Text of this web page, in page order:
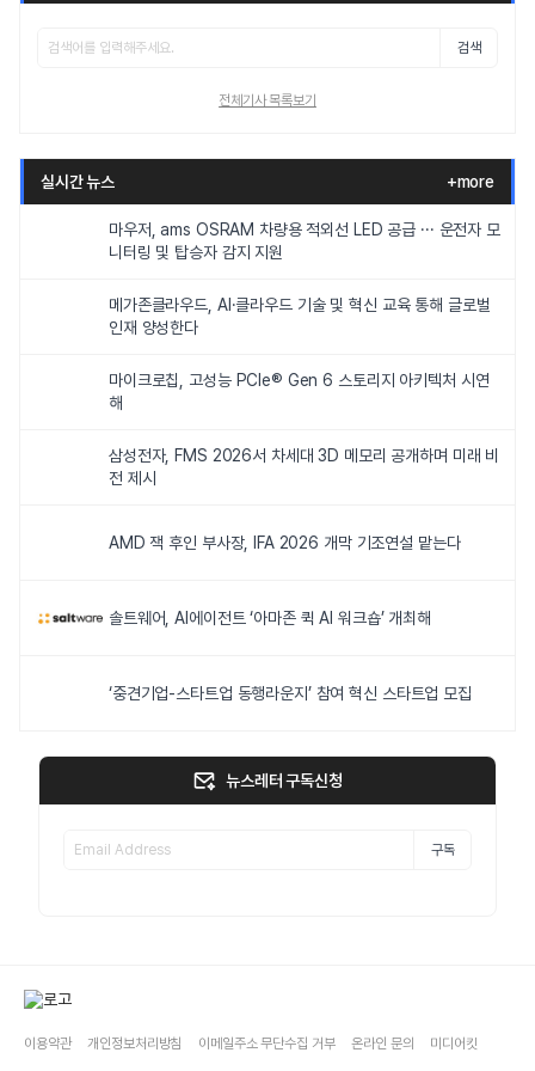
검색
전체기사 목록보기
실시간 뉴스 +more
마우저, ams OSRAM 차량용 적외선 LED 공급 ··· 운전자 모
니터링 및 탑승자 감지 지원
메가존클라우드, AI·클라우드 기술 및 혁신 교육 통해 글로벌
인재 양성한다
마이크로칩, 고성능 PCIe® Gen 6 스토리지 아키텍처 시연
해
삼성전자, FMS 2026서 차세대 3D 메모리 공개하며 미래 비
전 제시
AMD 잭 후인 부사장, IFA 2026 개막 기조연설 맡는다
솔트웨어, AI에이전트 ‘아마존 퀵 AI 워크숍’ 개최해
‘중견기업-스타트업 동행라운지’ 참여 혁신 스타트업 모집
뉴스레터 구독신청
구독
이용약관 개인정보처리방침 이메일주소 무단수집 거부 온라인 문의 미디어킷